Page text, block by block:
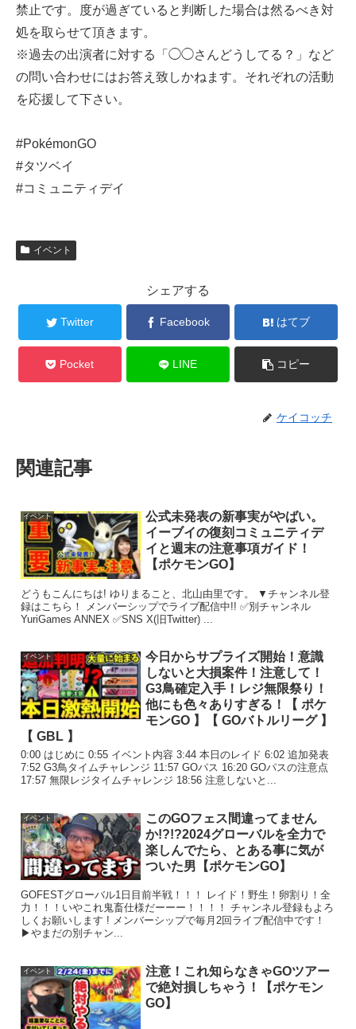
禁止です。度が過ぎていると判断した場合は然るべき対
処を取らせて頂きます。
※過去の出演者に対する「◯◯さんどうしてる？」など
の問い合わせにはお答え致しかねます。それぞれの活動
を応援して下さい。
#PokémonGO
#タツベイ
#コミュニティデイ
イベント
シェアする
Twitter Facebook はてブ
Pocket LINE コピー
ケイコッチ
関連記事
イベント
公式未発表の新事実がやばい。
イーブイの復刻コミュニティデ
イと週末の注意事項ガイド！
【ポケモンGO】
どうもこんにちは! ゆりまること、北山由里です。 ▼チャンネル登
録はこちら！ メンバーシップでライブ配信中!! ✅別チャンネル
YuriGames ANNEX ✅SNS X(旧Twitter) ...
イベント
今日からサプライズ開始！意識
しないと大損案件！注意して！
G3鳥確定入手！レジ無限祭り！
他にも色々ありすぎる！【 ポケ
モンGO 】【 GOバトルリーグ 】
【 GBL 】
0:00 はじめに 0:55 イベント内容 3:44 本日のレイド 6:02 追加発表
7:52 G3鳥タイムチャレンジ 11:57 GOパス 16:20 GOパスの注意点
17:57 無限レジタイムチャレンジ 18:56 注意しないと...
イベント
このGOフェス間違ってません
か!?!?2024グローバルを全力で
楽しんでたら、とある事に気が
ついた男【ポケモンGO】
GOFESTグローバル1日目前半戦！！！ レイド！野生！卵割り！全
力！！！いやこれ鬼畜仕様だーーー！！！！ チャンネル登録もよろ
しくお願いします ! メンバーシップで毎月2回ライブ配信中です！
▶やまだの別チャン...
イベント
注意！これ知らなきゃGOツアー
で絶対損しちゃう！【ポケモン
GO】